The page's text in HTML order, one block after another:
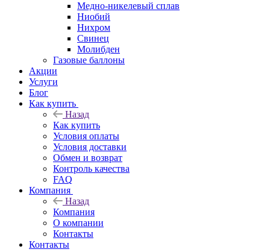
Медно-никелевый сплав
Ниобий
Нихром
Свинец
Молибден
Газовые баллоны
Акции
Услуги
Блог
Как купить
Назад
Как купить
Условия оплаты
Условия доставки
Обмен и возврат
Контроль качества
FAQ
Компания
Назад
Компания
О компании
Контакты
Контакты